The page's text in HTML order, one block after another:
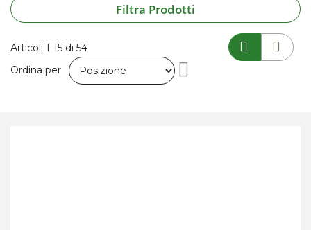
Filtra Prodotti
Articoli 1-15 di 54
Ordina per